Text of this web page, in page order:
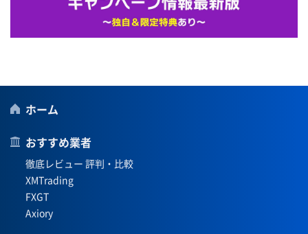
ホーム
おすすめ業者
徹底レビュー 評判・比較
XMTrading
FXGT
Axiory